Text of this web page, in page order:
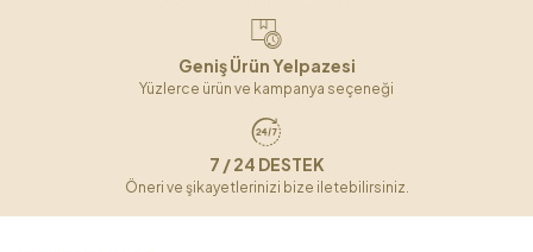
Geniş Ürün Yelpazesi
Yüzlerce ürün ve kampanya seçeneği
7 / 24 DESTEK
Öneri ve şikayetlerinizi bize iletebilirsiniz.